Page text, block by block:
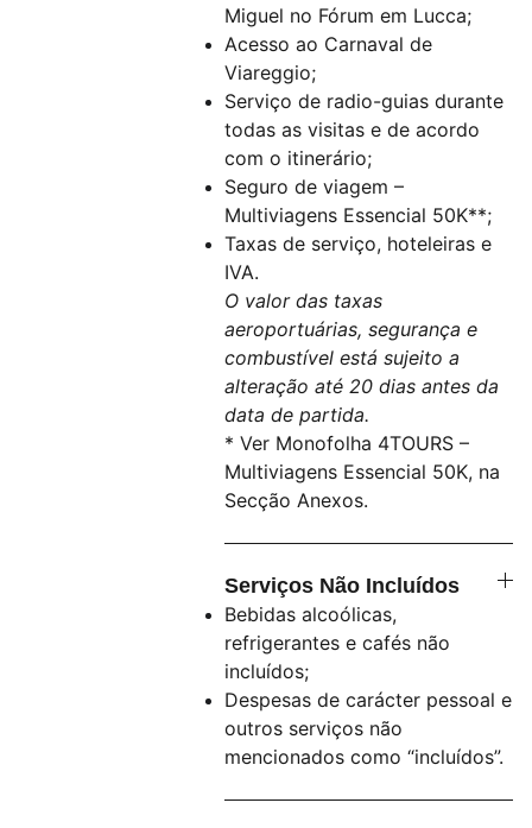
Miguel no Fórum em Lucca;
Acesso ao Carnaval de
Viareggio;
Serviço de radio-guias durante
todas as visitas e de acordo
com o itinerário;
Seguro de viagem –
Multiviagens Essencial 50K**;
Taxas de serviço, hoteleiras e
IVA.
O valor das taxas
aeroportuárias, segurança e
combustível está sujeito a
alteração até 20 dias antes da
data de partida.
* Ver Monofolha 4TOURS –
Multiviagens Essencial 50K, na
Secção Anexos.
Serviços Não Incluídos
Bebidas alcoólicas,
refrigerantes e cafés não
incluídos;
Despesas de carácter pessoal e
outros serviços não
mencionados como “incluídos”.